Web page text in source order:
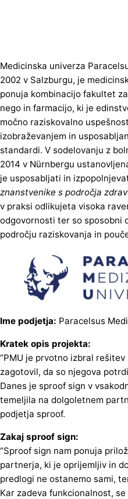
Medicinska univerza
2002 v Salzburgu, je
ponuja kombinacijo fakultet
nego in farmacijo, ki je
močno raziskovalno
izobraževanjem in
standardi. V sodelovanju z
2014 v Nürnbergu
je usposabljati in
znanstvenike s področja
v praksi odlikujeta visoka
odgovornosti ter so sposobni
področju raziskovanja in
Ime podjetja: Paracelsus
Kratek opis projekta:
“PMU je prvotno izbral
zagotovil, da so njegova
Danes je sproof sign v
temeljila na dolgoletnem
podjetja sproof.
Zakaj sproof sign:
“Sproof sign nam ponuja
partnerja, ki je oprijemljiv in
predlogi ne ostanemo sami,
Kar zadeva funkcionalnost,